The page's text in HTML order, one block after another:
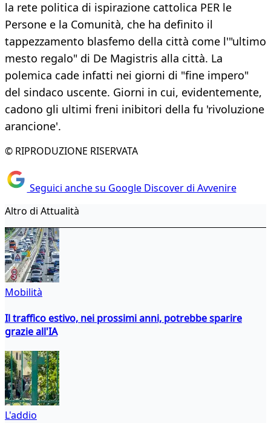
la rete politica di ispirazione cattolica PER le
Persone e la Comunità, che ha definito il
tappezzamento blasfemo della città come l'"ultimo
mesto regalo" di De Magistris alla città. La
polemica cade infatti nei giorni di "fine impero"
del sindaco uscente. Giorni in cui, evidentemente,
cadono gli ultimi freni inibitori della fu 'rivoluzione
arancione'.
© RIPRODUZIONE RISERVATA
Seguici anche su Google Discover di Avvenire
Altro di Attualità
Mobilità
Il traffico estivo, nei prossimi anni, potrebbe sparire
grazie all'IA
L'addio